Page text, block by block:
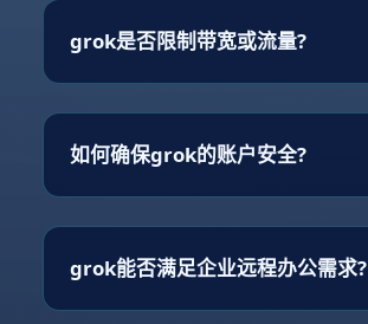
grok是否限制带宽或流量?
如何确保grok的账户安全?
grok能否满足企业远程办公需求?